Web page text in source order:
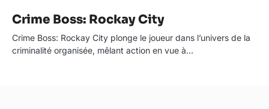
Crime Boss: Rockay City
Crime Boss: Rockay City plonge le joueur dans l’univers de la
criminalité organisée, mêlant action en vue à…